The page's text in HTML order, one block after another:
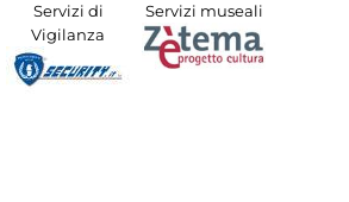
Servizi di
Vigilanza
Servizi museali